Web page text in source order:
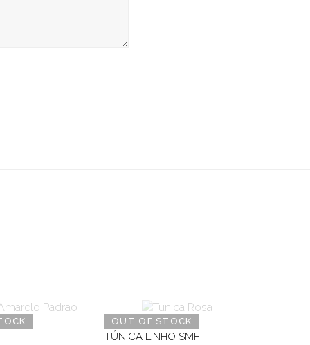
OUT OF STOCK
TÚNICA LINHO SMF